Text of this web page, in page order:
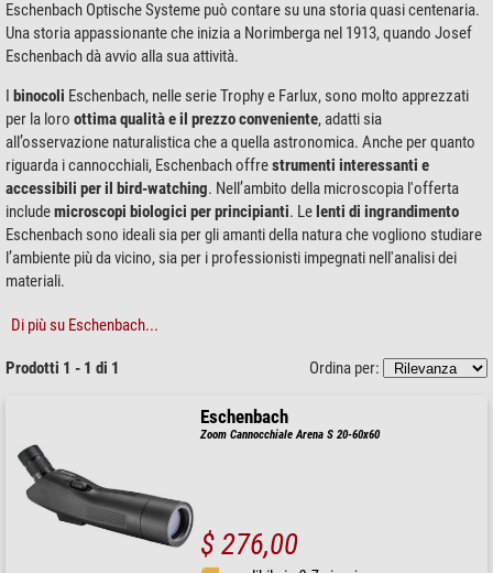
Eschenbach Optische Systeme può contare su una storia quasi centenaria.
Una storia appassionante che inizia a Norimberga nel 1913, quando Josef
Eschenbach dà avvio alla sua attività.
I binocoli Eschenbach, nelle serie Trophy e Farlux, sono molto apprezzati
per la loro ottima qualità e il prezzo conveniente, adatti sia
all’osservazione naturalistica che a quella astronomica. Anche per quanto
riguarda i cannocchiali, Eschenbach offrestrumenti interessanti e
accessibili per il bird-watching. Nell’ambito della microscopia l'offerta
includemicroscopi biologici per principianti. Lelenti di ingrandimento
Eschenbach sono ideali sia per gli amanti della natura che vogliono studiare
l’ambiente più da vicino, sia per i professionisti impegnati nell'analisi dei
materiali.
Di più su Eschenbach...
Prodotti 1 - 1 di 1 Ordina per:
Eschenbach
Zoom Cannocchiale Arena S 20-60x60
$ 276,00